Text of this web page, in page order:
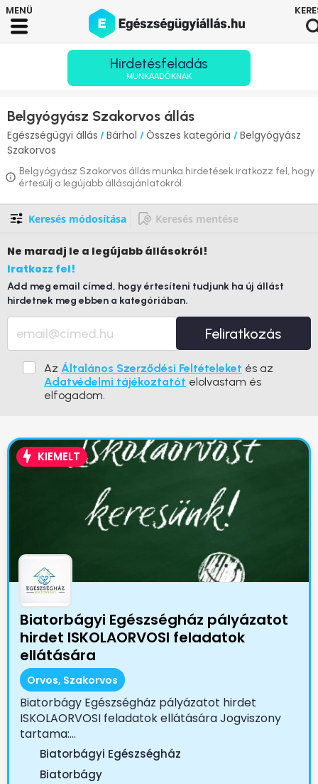
Hirdetésfeladás
MUNKAADÓKNAK
Belgyógyász Szakorvos állás
Egészségügyi állás / Bárhol / Összes kategória / Belgyógyász
Szakorvos
Belgyógyász Szakorvos állás munka hirdetések iratkozz fel, hogy
értesülj a legújabb állásajánlatokról.
Keresés módosítása Keresés mentése
Ne maradj le a legújabb állásokról!
Iratkozz fel!
Add meg email címed, hogy értesíteni tudjunk ha új állást
hirdetnek meg ebben a kategóriában.
Feliratkozás
Az Általános Szerződési Feltételeket és az
Adatvédelmi tájékoztatót elolvastam és
elfogadom.
KIEMELT
Biatorbágyi Egészségház pályázatot
hirdet ISKOLAORVOSI feladatok
ellátására
Orvos, Szakorvos
Biatorbágy Egészségház pályázatot hirdet
ISKOLAORVOSI feladatok ellátására Jogviszony
tartama:...
Biatorbágyi Egészségház
Biatorbágy